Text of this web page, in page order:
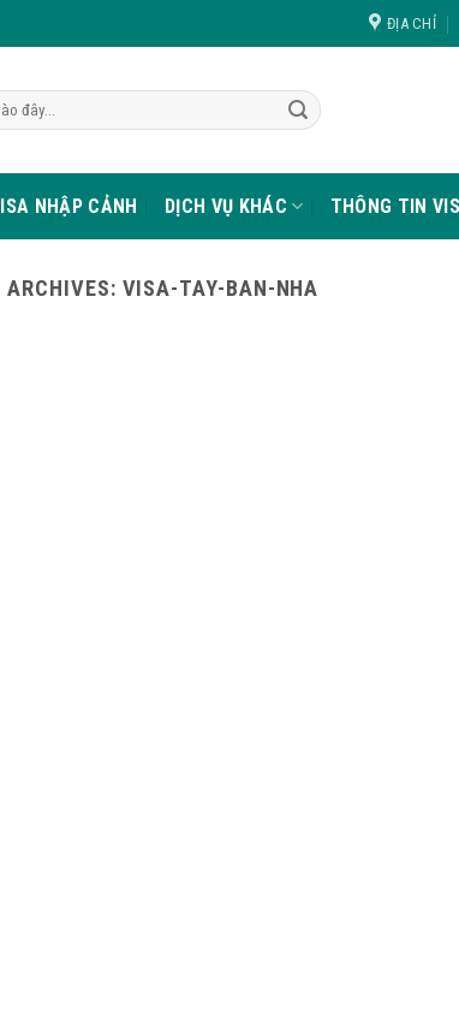
ĐỊA CHỈ
NHẬP CẢNH DỊCH VỤ KHÁC THÔNG TIN
ARCHIVES: VISA-TAY-BAN-NHA